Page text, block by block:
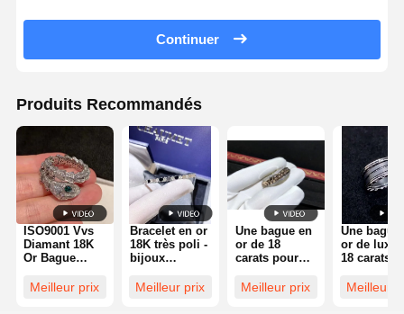
Continuer
Produits Recommandés
ISO9001 Vvs
Diamant 18K
Or Bague
bijoux de luxe
Meilleur prix
Bracelet en or
18K très poli -
bijoux
de qualité
Meilleur prix
Une bague en
or de 18
carats pour
fiançailles.
Meilleur prix
Une bague
or de luxe
18 carats
en or
Meilleur